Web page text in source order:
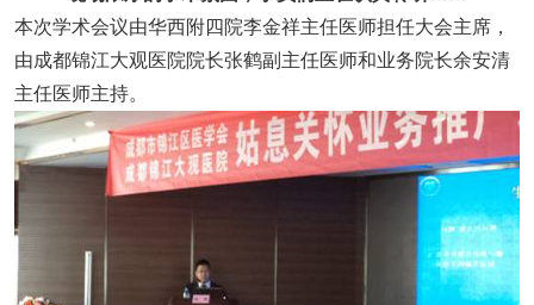
本次学术会议由华西附四院李金祥主任医师担任大会主席，
由成都锦江大观医院院长张鹤副主任医师和业务院长余安清
主任医师主持。